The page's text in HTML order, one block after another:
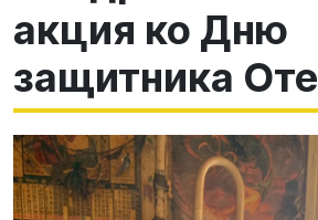
акция ко Дню
защитника